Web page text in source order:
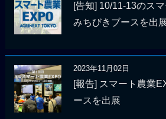
[告知] 10/11-13のス
みちびきブースを出
2023年11月02日
[報告] スマート農業
ースを出展